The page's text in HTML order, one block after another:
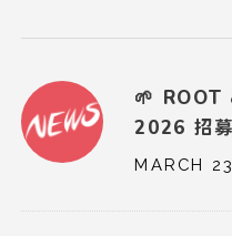
🌱 ROOT
2026 招
MARCH